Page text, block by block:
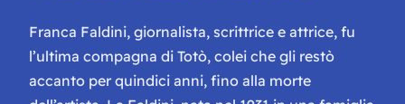
Franca Faldini, giornalista, scrittrice e attrice, fu
l’ultima compagna di Totò, colei che gli restò
accanto per quindici anni, fino alla morte